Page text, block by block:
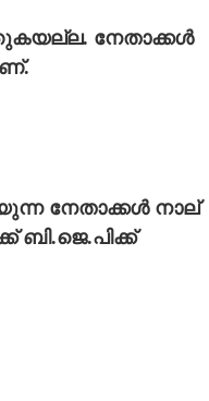
നേതാക്കൾ
നേതാക്കൾ നാല്